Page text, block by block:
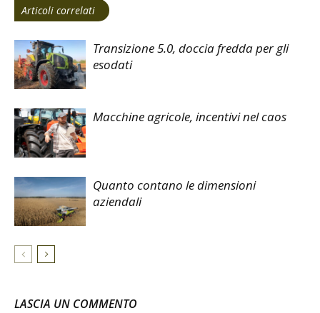
Articoli correlati
Transizione 5.0, doccia fredda per gli
esodati
Macchine agricole, incentivi nel caos
Quanto contano le dimensioni
aziendali
LASCIA UN COMMENTO